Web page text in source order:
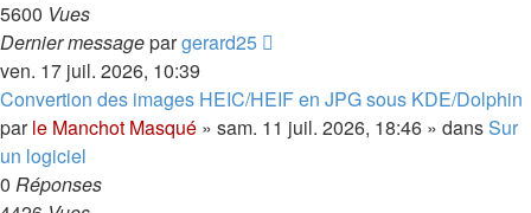
5600 Vues
Dernier messagepargerard25
ven. 17 juil. 2026, 10:39
Convertion des images HEIC/HEIF en JPG sous KDE/Dolphin
parle Manchot Masqué » sam. 11 juil. 2026, 18:46 » dansSur
un logiciel
0 Réponses